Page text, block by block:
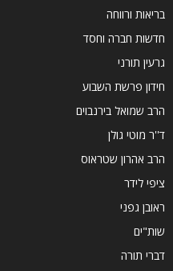
בריאות ורווחה
חדשות חברה וחסד
גרעין תורני
חידון פרשת השבוע
הרב שמואל בירנבוים
ד''ר מוטי גולן
הרב אהרון שטראוס
ציפי לידר
ראובן גפני
שות"ים
דברי תורה